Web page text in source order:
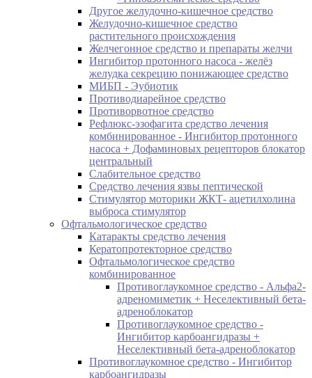
Другое желудочно-кишечное средство
Желудочно-кишечное средство
растительного происхождения
Желчегонное средство и препараты желчи
Ингибитор протонного насоса - желёз
желудка секрецию понижающее средство
МИБП - Эубиотик
Противодиарейное средство
Противорвотное средство
Рефлюкс-эзофагита средство лечения
комбинированное - Ингибитор протонного
насоса + Дофаминовых рецепторов блокатор
центральный
Слабительное средство
Средство лечения язвы пептической
Стимулятор моторики ЖКТ- ацетилхолина
выброса стимулятор
Офтальмологическое средство
Катаракты средство лечения
Кератопротекторное средство
Офтальмологическое средство
комбинированное
Противоглаукомное средство - Альфа2-
адреномиметик + Неселективный бета-
адреноблокатор
Противоглаукомное средство -
Ингибитор карбоангидразы +
Неселективный бета-адреноблокатор
Противоглаукомное средство - Ингибитор
карбоангидразы